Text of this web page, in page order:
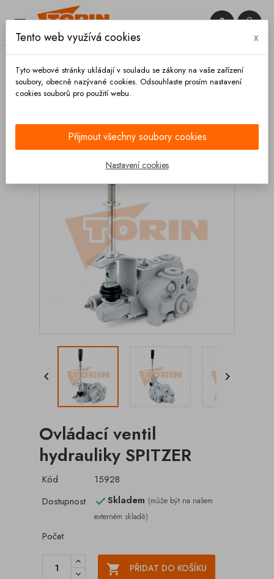
 

 
Ovládací ventil
hydrauliky SPITZER
Kód
15928
Dostupnost
Skladem (může být na našem
externém skladě)
Počet
 PŘIDAT DO KOŠÍKU
Tento web využívá cookies x
Tyto webové stránky ukládají v souladu se zákony na vaše zařízení
soubory, obecně nazývané cookies. Odsouhlaste prosím nastavení
cookies souborů pro použití webu.
Přijmout všechny soubory cookies
Nastavení cookies